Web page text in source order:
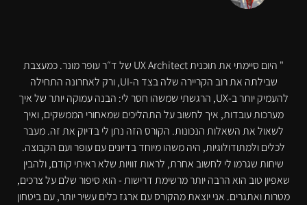
" היום סיימתי את תוכנית UX Architect של ד״ר עופר מונר. כמעצבת
שבילתה את רוב הקריירה שלה בצד ה-UI, ורק לאחרונה התחילה
להעמיק יותר ב-UX, הרגשתי שמשהו חסר לי: הבנה עמוקה יותר של איך
מערכות עובדות, איך לחשוב על התהליכים שמאחורי הממשקים, ואיך
לשאול את השאלות הנכונות. הקורס הזה נתן לי בדיוק את זה. מעבר
לכלים ולמתודולוגיות, היה משהו מיוחד בדיונים עם עופר ועם הקבוצה.
שיחות שגרמו לי לחשוב אחרת, לראות זוויות שלא ראיתי קודם, ולהבין
שאפיון טוב הוא הרבה יותר מרשימת דרישות - הוא סיפור שלם על צרכים,
מטרות ואתגרים. אני יוצאת מהקורס עם ארגז כלים עשיר יותר, עם ביטחון